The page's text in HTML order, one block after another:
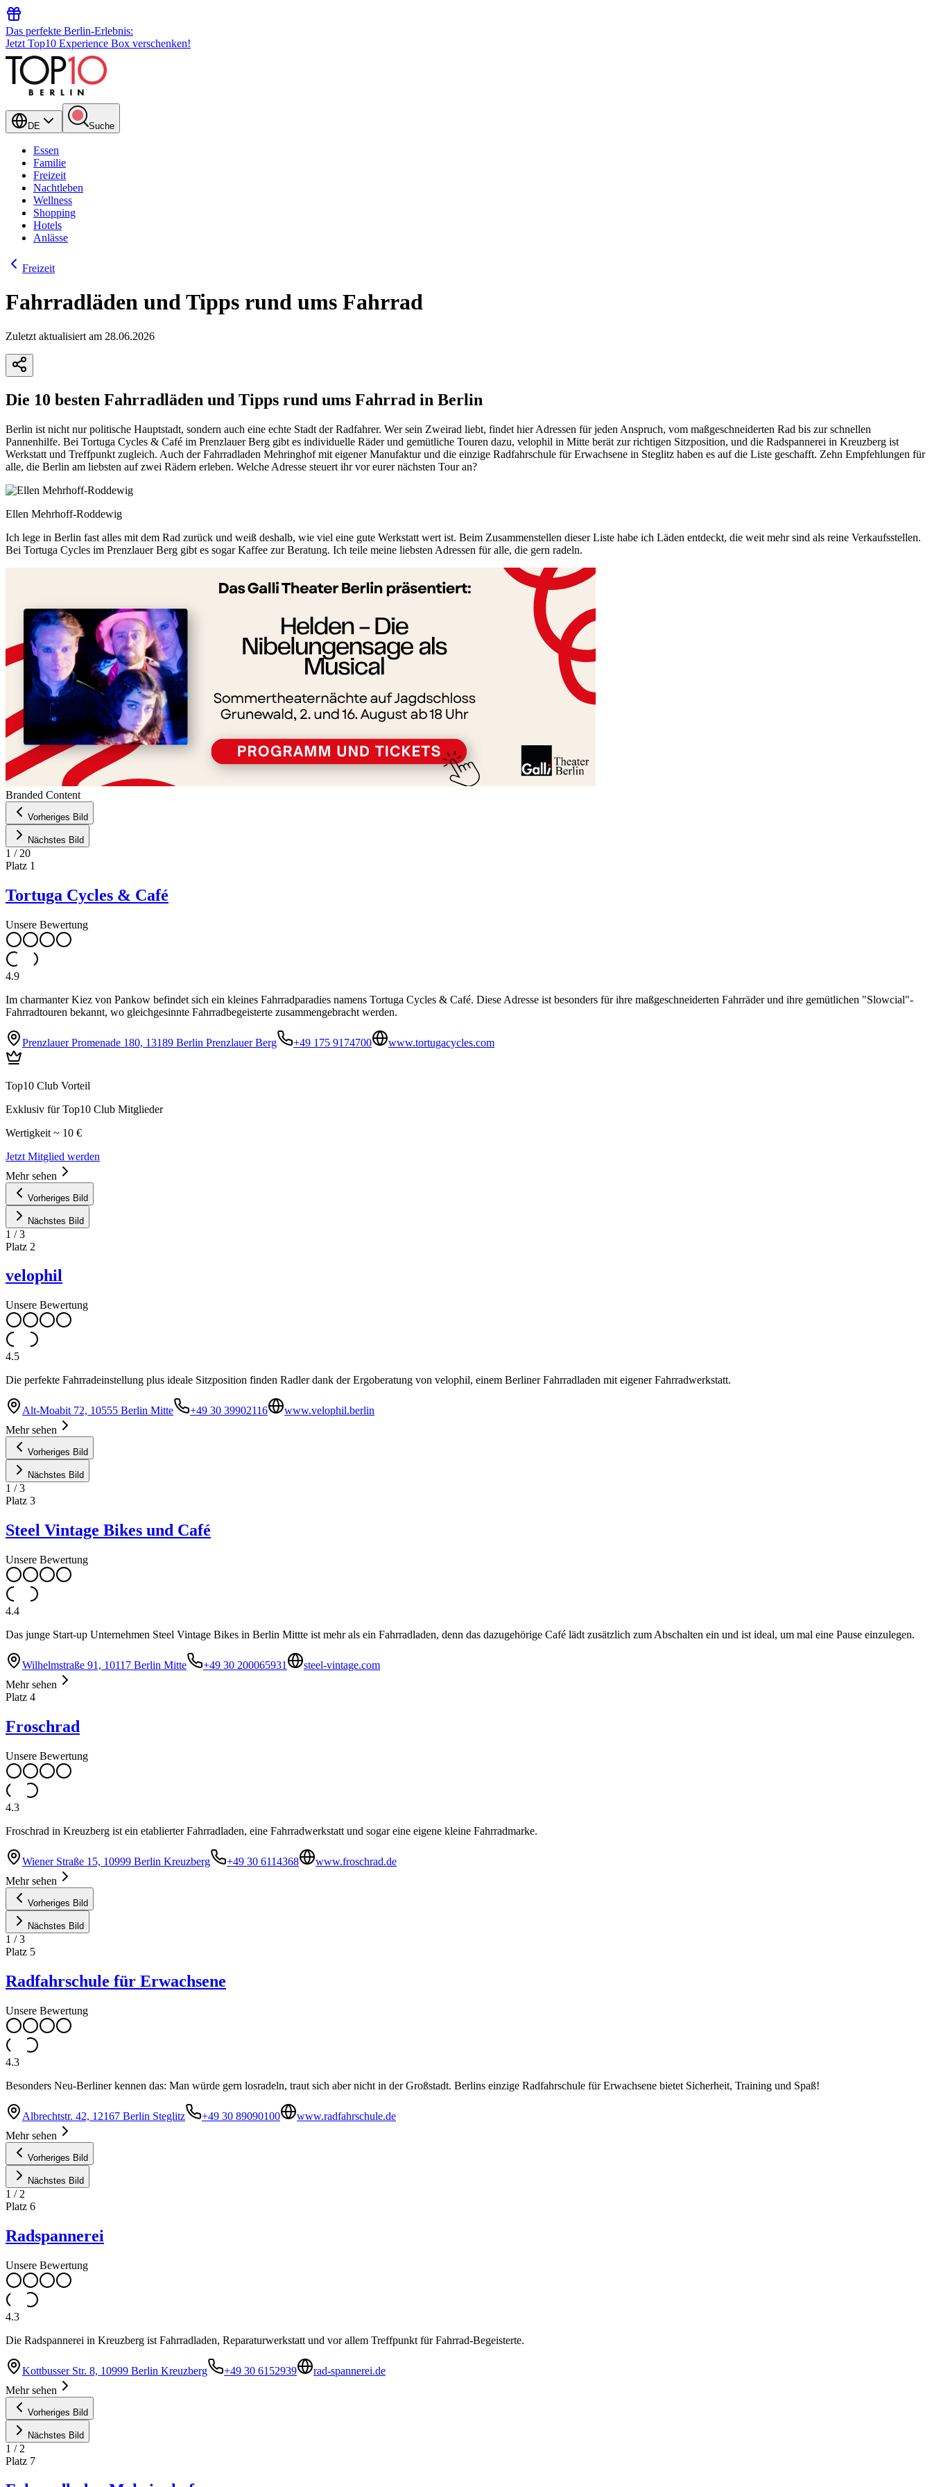
Das perfekte Berlin-Erlebnis:
Jetzt Top10 Experience Box verschenken!
DE Suche
Essen
Familie
Freizeit
Nachtleben
Wellness
Shopping
Hotels
Anlässe
Freizeit
Fahrradläden und Tipps rund ums Fahrrad
Zuletzt aktualisiert am 28.06.2026
Die 10 besten Fahrradläden und Tipps rund ums Fahrrad in Berlin
Berlin ist nicht nur politische Hauptstadt, sondern auch eine echte Stadt der Radfahrer. Wer sein Zweirad liebt, findet hier Adressen für jeden Anspruch, vom maßgeschneiderten Rad bis zur schnellen
Pannenhilfe. Bei Tortuga Cycles & Café im Prenzlauer Berg gibt es individuelle Räder und gemütliche Touren dazu, velophil in Mitte berät zur richtigen Sitzposition, und die Radspannerei in Kreuzberg ist
Werkstatt und Treffpunkt zugleich. Auch der Fahrradladen Mehringhof mit eigener Manufaktur und die einzige Radfahrschule für Erwachsene in Steglitz haben es auf die Liste geschafft. Zehn Empfehlungen für
alle, die Berlin am liebsten auf zwei Rädern erleben. Welche Adresse steuert ihr vor eurer nächsten Tour an?
Ellen Mehrhoff-Roddewig
Ich lege in Berlin fast alles mit dem Rad zurück und weiß deshalb, wie viel eine gute Werkstatt wert ist. Beim Zusammenstellen dieser Liste habe ich Läden entdeckt, die weit mehr sind als reine Verkaufsstellen.
Bei Tortuga Cycles im Prenzlauer Berg gibt es sogar Kaffee zur Beratung. Ich teile meine liebsten Adressen für alle, die gern radeln.
−
Branded Content
Vorheriges Bild
Nächstes Bild
1 / 20
Platz 1
Tortuga Cycles & Café
Unsere Bewertung
4.9
Im charmanter Kiez von Pankow befindet sich ein kleines Fahrradparadies namens Tortuga Cycles & Café. Diese Adresse ist besonders für ihre maßgeschneiderten Fahrräder und ihre gemütlichen "Slowcial"-
Fahrradtouren bekannt, wo gleichgesinnte Fahrradbegeisterte zusammengebracht werden.
Prenzlauer Promenade 180, 13189 Berlin Prenzlauer Berg +49 175 9174700 www.tortugacycles.com
Top10 Club Vorteil
Exklusiv für Top10 Club Mitglieder
Wertigkeit ~ 10 €
Jetzt Mitglied werden
Mehr sehen
Vorheriges Bild
Nächstes Bild
1 /3
Platz 2
velophil
Unsere Bewertung
4.5
Die perfekte Fahrradeinstellung plus ideale Sitzposition finden Radler dank der Ergoberatung von velophil, einem Berliner Fahrradladen mit eigener Fahrradwerkstatt.
Alt-Moabit 72, 10555 Berlin Mitte +49 30 39902116
www.velophil.berlin
Mehr sehen
Vorheriges Bild
Nächstes Bild
1 /3
Platz 3
Steel Vintage Bikes und Café
Unsere Bewertung
4.4
Das junge Start-up Unternehmen Steel Vintage Bikes in Berlin Mittte ist mehr als ein Fahrradladen, denn das dazugehörige Café lädt zusätzlich zum Abschalten ein und ist ideal, um mal eine Pause einzulegen.
Wilhelmstraße 91, 10117 Berlin Mitte +49 30 200065931
steel-vintage.com
Mehr sehen
Platz 4
Froschrad
Unsere Bewertung
4.3
Froschrad in Kreuzberg ist ein etablierter Fahrradladen, eine Fahrradwerkstatt und sogar eine eigene kleine Fahrradmarke.
Wiener Straße 15, 10999 Berlin Kreuzberg +49 30 6114368
www.froschrad.de
Mehr sehen
Vorheriges Bild
Nächstes Bild
1 /3
Platz 5
Radfahrschule für Erwachsene
Unsere Bewertung
4.3
Besonders Neu-Berliner kennen das: Man würde gern losradeln, traut sich aber nicht in der Großstadt. Berlins einzige Radfahrschule für Erwachsene bietet Sicherheit, Training und Spaß!
Albrechtstr. 42, 12167 Berlin Steglitz +49 30 89090100
www.radfahrschule.de
Mehr sehen
Vorheriges Bild
Nächstes Bild
1 / 2
Platz 6
Radspannerei
Unsere Bewertung
4.3
Die Radspannerei in Kreuzberg ist Fahrradladen, Reparaturwerkstatt und vor allem Treffpunkt für Fahrrad-Begeisterte.
Kottbusser Str. 8, 10999 Berlin Kreuzberg +49 30 6152939
rad-spannerei.de
Mehr sehen
Vorheriges Bild
Nächstes Bild
1 / 2
Platz 7